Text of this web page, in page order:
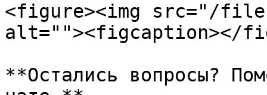
<figure><img src="/files/
alt=""><figcaption></
**Остались вопросы?